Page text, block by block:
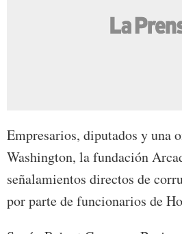
Empresarios, diputados y una
Washington, la fundación
señalamientos directos de
por parte de funcionarios de